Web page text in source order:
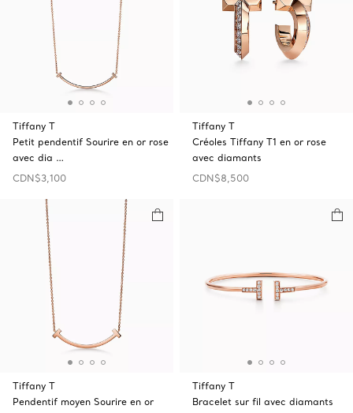
Tiffany T
Petit pendentif Sourire en or rose
avec dia …
CDN$3,100
Tiffany T
Créoles Tiffany T1 en or rose
avec diamants
CDN$8,500
Tiffany T
Pendentif moyen Sourire en or
Tiffany T
Bracelet sur fil avec diamants